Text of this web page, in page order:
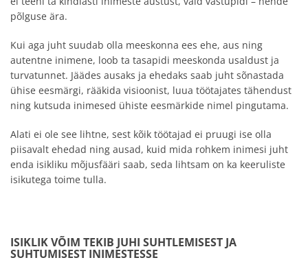
põlguse ära.
Kui aga juht suudab olla meeskonna ees ehe, aus ning
autentne inimene, loob ta tasapidi meeskonda usaldust ja
turvatunnet. Jäädes ausaks ja ehedaks saab juht sõnastada
ühise eesmärgi, rääkida visioonist, luua töötajates tähendust
ning kutsuda inimesed ühiste eesmärkide nimel pingutama.
Alati ei ole see lihtne, sest kõik töötajad ei pruugi ise olla
piisavalt ehedad ning ausad, kuid mida rohkem inimesi juht
enda isikliku mõjusfääri saab, seda lihtsam on ka keeruliste
isikutega toime tulla.
ISIKLIK VÕIM TEKIB JUHI SUHTLEMISEST JA
SUHTUMISEST INIMESTESSE